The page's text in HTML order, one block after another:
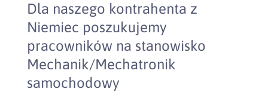
Dla naszego kontrahenta z
Niemiec poszukujemy
pracowników na stanowisko
Mechanik/Mechatronik
samochodowy